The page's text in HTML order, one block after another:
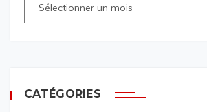
CATÉGORIES